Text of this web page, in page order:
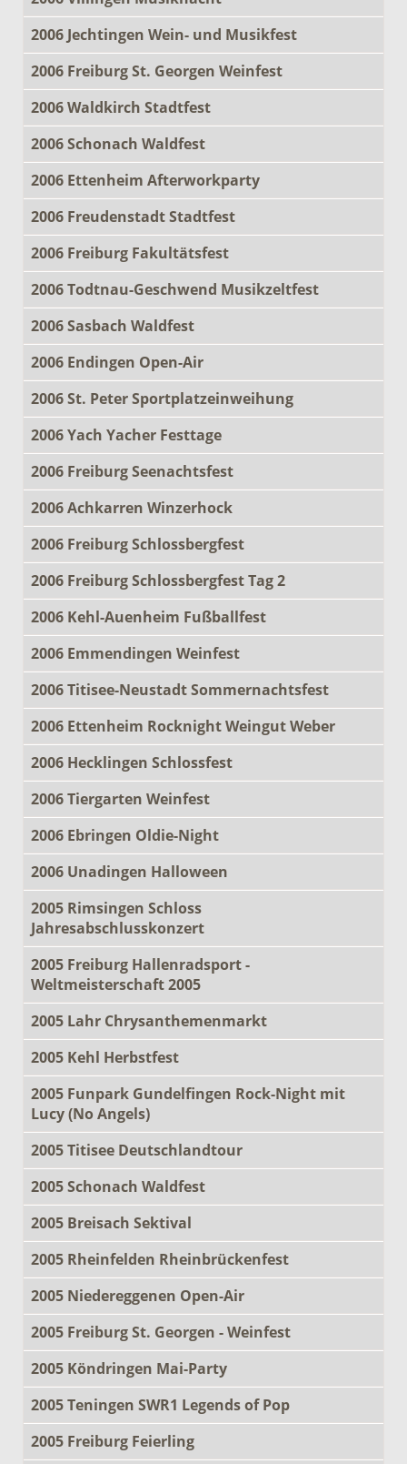
2006 Jechtingen Wein- und Musikfest
2006 Freiburg St. Georgen Weinfest
2006 Waldkirch Stadtfest
2006 Schonach Waldfest
2006 Ettenheim Afterworkparty
2006 Freudenstadt Stadtfest
2006 Freiburg Fakultätsfest
2006 Todtnau-Geschwend Musikzeltfest
2006 Sasbach Waldfest
2006 Endingen Open-Air
2006 St. Peter Sportplatzeinweihung
2006 Yach Yacher Festtage
2006 Freiburg Seenachtsfest
2006 Achkarren Winzerhock
2006 Freiburg Schlossbergfest
2006 Freiburg Schlossbergfest Tag 2
2006 Kehl-Auenheim Fußballfest
2006 Emmendingen Weinfest
2006 Titisee-Neustadt Sommernachtsfest
2006 Ettenheim Rocknight Weingut Weber
2006 Hecklingen Schlossfest
2006 Tiergarten Weinfest
2006 Ebringen Oldie-Night
2006 Unadingen Halloween
2005 Rimsingen Schloss
Jahresabschlusskonzert
2005 Freiburg Hallenradsport -
Weltmeisterschaft 2005
2005 Lahr Chrysanthemenmarkt
2005 Kehl Herbstfest
2005 Funpark Gundelfingen Rock-Night mit
Lucy (No Angels)
2005 Titisee Deutschlandtour
2005 Schonach Waldfest
2005 Breisach Sektival
2005 Rheinfelden Rheinbrückenfest
2005 Niedereggenen Open-Air
2005 Freiburg St. Georgen - Weinfest
2005 Köndringen Mai-Party
2005 Teningen SWR1 Legends of Pop
2005 Freiburg Feierling